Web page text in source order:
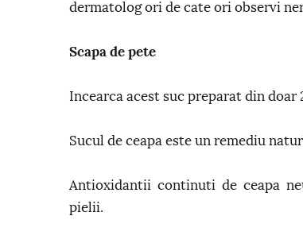
dermatolog ori de cate ori observi
Scapa de pete
Incearca acest suc preparat din doar
Sucul de ceapa este un remediu
Antioxidantii continuti de ceapa
pielii.